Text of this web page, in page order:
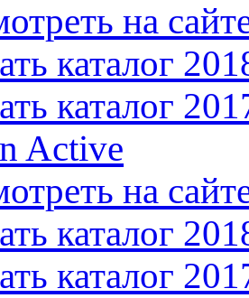
на
каталог
каталог
Active
на
каталог
каталог